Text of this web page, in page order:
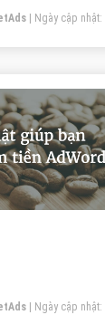
| Ngày cập nhật:
| Ngày cập nhật: